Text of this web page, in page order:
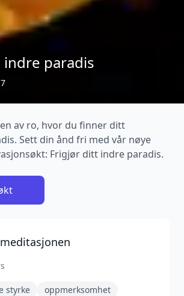
paradis
av ro, hvor du finner ditt
Sett din ånd fri med vår nøye
Frigjør ditt indre paradis.
styrke
oppmerksomhet